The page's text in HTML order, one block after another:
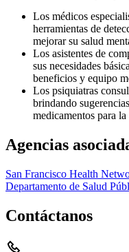
Los médicos
herramientas de
mejorar su salud
Los asistentes de
sus necesidades
beneficios y equipo
Los psiquiatras
brindando
medicamentos para
Agencias
San Francisco Health
Departamento de Salud
Contáctanos